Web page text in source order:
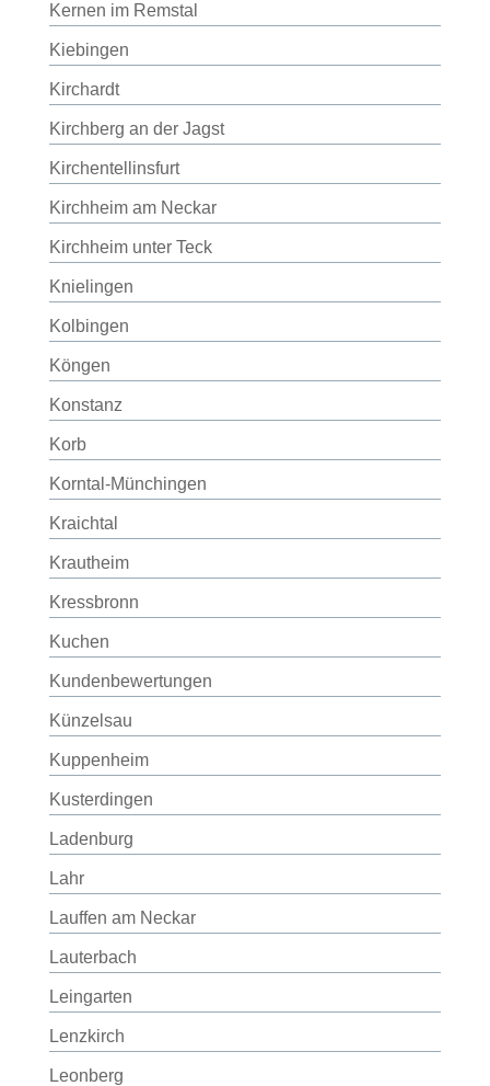
Kernen im Remstal
Kiebingen
Kirchardt
Kirchberg an der Jagst
Kirchentellinsfurt
Kirchheim am Neckar
Kirchheim unter Teck
Knielingen
Kolbingen
Köngen
Konstanz
Korb
Korntal-Münchingen
Kraichtal
Krautheim
Kressbronn
Kuchen
Kundenbewertungen
Künzelsau
Kuppenheim
Kusterdingen
Ladenburg
Lahr
Lauffen am Neckar
Lauterbach
Leingarten
Lenzkirch
Leonberg